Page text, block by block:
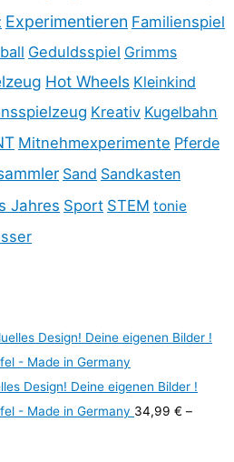
Experimentieren Familienspiel
Geduldsspiel Grimms
Hot Wheels Kleinkind
Kreativ Kugelbahn
Mitnehmexperimente Pferde
Sand Sandkasten
Jahres Sport STEM tonie
Design! Deine eigenen Bilder !
- Made in Germany 34,99 € –